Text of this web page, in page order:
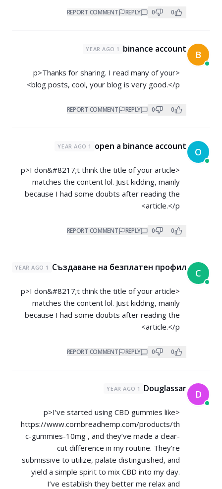
0
0
REPLY
REPORT COMMENT
B
binance account
1 YEAR AGO
<p>Thanks for sharing. I read many of your
blog posts, cool, your blog is very good.</p>
0
0
REPLY
REPORT COMMENT
O
open a binance account
1 YEAR AGO
<p>I don&#8217;t think the title of your article
matches the content lol. Just kidding, mainly
because I had some doubts after reading the
article.</p>
0
0
REPLY
REPORT COMMENT
С
Създаване на безплатен профил
1 YEAR AGO
<p>I don&#8217;t think the title of your article
matches the content lol. Just kidding, mainly
because I had some doubts after reading the
article.</p>
0
0
REPLY
REPORT COMMENT
D
Douglassar
1 YEAR AGO
<p>I’ve started using CBD gummies like
https://www.cornbreadhemp.com/products/th
c-gummies-10mg , and they’ve made a clear-
cut difference in my routine. They’re
submissive to utilize, palate distinguished, and
yield a simple spirit to mix CBD into my day.
I’ve establish they better me relax and